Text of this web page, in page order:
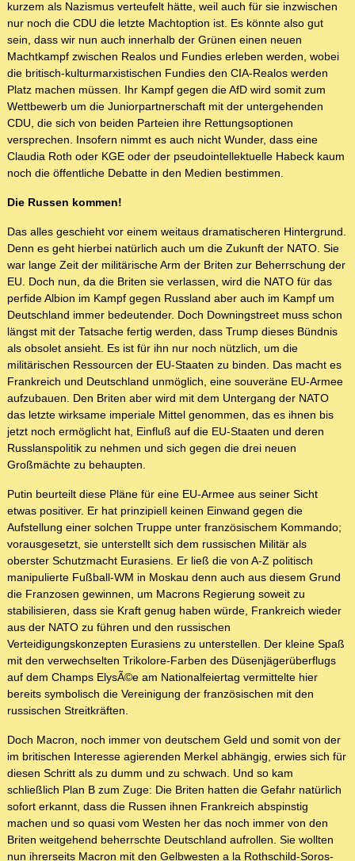
kurzem als Nazismus verteufelt hätte, weil auch für sie inzwischen
nur noch die CDU die letzte Machtoption ist. Es könnte also gut
sein, dass wir nun auch innerhalb der Grünen einen neuen
Machtkampf zwischen Realos und Fundies erleben werden, wobei
die britisch-kulturmarxistischen Fundies den CIA-Realos werden
Platz machen müssen. Ihr Kampf gegen die AfD wird somit zum
Wettbewerb um die Juniorpartnerschaft mit der untergehenden
CDU, die sich von beiden Parteien ihre Rettungsoptionen
versprechen. Insofern nimmt es auch nicht Wunder, dass eine
Claudia Roth oder KGE oder der pseudointellektuelle Habeck kaum
noch die öffentliche Debatte in den Medien bestimmen.
Die Russen kommen!
Das alles geschieht vor einem weitaus dramatischeren Hintergrund.
Denn es geht hierbei natürlich auch um die Zukunft der NATO. Sie
war lange Zeit der militärische Arm der Briten zur Beherrschung der
EU. Doch nun, da die Briten sie verlassen, wird die NATO für das
perfide Albion im Kampf gegen Russland aber auch im Kampf um
Deutschland immer bedeutender. Doch Downingstreet muss schon
längst mit der Tatsache fertig werden, dass Trump dieses Bündnis
als obsolet ansieht. Es ist für ihn nur noch nützlich, um die
militärischen Ressourcen der EU-Staaten zu binden. Das macht es
Frankreich und Deutschland unmöglich, eine souveräne EU-Armee
aufzubauen. Den Briten aber wird mit dem Untergang der NATO
das letzte wirksame imperiale Mittel genommen, das es ihnen bis
jetzt noch ermöglicht hat, Einfluß auf die EU-Staaten und deren
Russlanspolitik zu nehmen und sich gegen die drei neuen
Großmächte zu behaupten.
Putin beurteilt diese Pläne für eine EU-Armee aus seiner Sicht
etwas positiver. Er hat prinzipiell keinen Einwand gegen die
Aufstellung einer solchen Truppe unter französischem Kommando;
vorausgesetzt, sie unterstellt sich dem russischen Militär als
oberster Schutzmacht Eurasiens. Er ließ die von A-Z politisch
manipulierte Fußball-WM in Moskau denn auch aus diesem Grund
die Franzosen gewinnen, um Macrons Regierung soweit zu
stabilisieren, dass sie Kraft genug haben würde, Frankreich wieder
aus der NATO zu führen und den russischen
Verteidigungskonzepten Eurasiens zu unterstellen. Der kleine Spaß
mit den verwechselten Trikolore-Farben des Düsenjägerüberflugs
auf dem Champs ElysÃ©e am Nationalfeiertag vermittelte hier
bereits symbolisch die Vereinigung der französischen mit den
russischen Streitkräften.
Doch Macron, noch immer von deutschem Geld und somit von der
im britischen Interesse agierenden Merkel abhängig, erwies sich für
diesen Schritt als zu dumm und zu schwach. Und so kam
schließlich Plan B zum Zuge: Die Briten hatten die Gefahr natürlich
sofort erkannt, dass die Russen ihnen Frankreich abspinstig
machen und so quasi vom Westen her das noch immer von den
Briten weitgehend beherrschte Deutschland aufrollen. Sie wollten
nun ihrerseits Macron mit den Gelbwesten a la Rothschild-Soros-